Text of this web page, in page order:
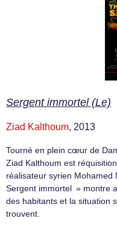
Sergent immortel (Le)
Ziad Kalthoum, 2013
Tourné en plein cœur de
Ziad Kalthoum est
réalisateur syrien Mohamed
Sergent immortel » montre
des habitants et la situation
trouvent.